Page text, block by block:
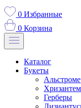
0 Избранные
0 Корзина
Каталог
Букеты
Герберы